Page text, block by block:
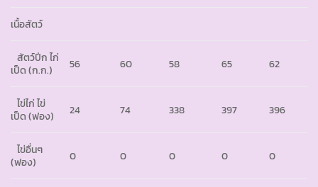
เนื้อสัตว์
สัตว์ปีก ไก่
เป็ด (ก.ก.)
56 60 58 65 62
ไข่ไก่ ไข่
เป็ด (ฟอง)
24 74 338 397 396
ไข่อื่นๆ
(ฟอง)
0 0 0 0 0